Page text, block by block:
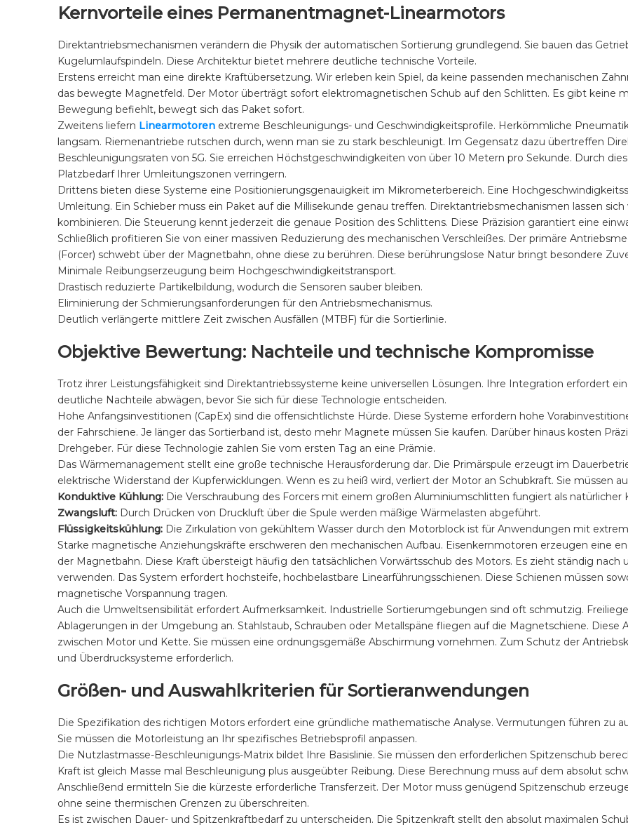
Kernvorteile eines Permanentmagnet-Linearmotors
Direktantriebsmechanismen verändern die Physik der automatischen Sortierung grundlegend. Sie bauen das
Kugelumlaufspindeln. Diese Architektur bietet mehrere deutliche technische Vorteile.
Erstens erreicht man eine direkte Kraftübersetzung. Wir erleben kein Spiel, da keine passenden mechanischen
das bewegte Magnetfeld. Der Motor überträgt sofort elektromagnetischen Schub auf den Schlitten. Es gibt keine
Bewegung befiehlt, bewegt sich das Paket sofort.
Zweitens liefern Linearmotoren extreme Beschleunigungs- und Geschwindigkeitsprofile. Herkömmliche
langsam. Riemenantriebe rutschen durch, wenn man sie zu stark beschleunigt. Im Gegensatz dazu übertreffen
Beschleunigungsraten von 5G. Sie erreichen Höchstgeschwindigkeiten von über 10 Metern pro Sekunde. Durch
Platzbedarf Ihrer Umleitungszonen verringern.
Drittens bieten diese Systeme eine Positionierungsgenauigkeit im Mikrometerbereich. Eine
Umleitung. Ein Schieber muss ein Paket auf die Millisekunde genau treffen. Direktantriebsmechanismen lassen
kombinieren. Die Steuerung kennt jederzeit die genaue Position des Schlittens. Diese Präzision garantiert eine
Schließlich profitieren Sie von einer massiven Reduzierung des mechanischen Verschleißes. Der primäre
(Forcer) schwebt über der Magnetbahn, ohne diese zu berühren. Diese berührungslose Natur bringt besondere
Minimale Reibungserzeugung beim Hochgeschwindigkeitstransport.
Drastisch reduzierte Partikelbildung, wodurch die Sensoren sauber bleiben.
Eliminierung der Schmierungsanforderungen für den Antriebsmechanismus.
Deutlich verlängerte mittlere Zeit zwischen Ausfällen (MTBF) für die Sortierlinie.
Objektive Bewertung: Nachteile und technische Kompromisse
Trotz ihrer Leistungsfähigkeit sind Direktantriebssysteme keine universellen Lösungen. Ihre Integration erfordert
deutliche Nachteile abwägen, bevor Sie sich für diese Technologie entscheiden.
Hohe Anfangsinvestitionen (CapEx) sind die offensichtlichste Hürde. Diese Systeme erfordern hohe
der Fahrschiene. Je länger das Sortierband ist, desto mehr Magnete müssen Sie kaufen. Darüber hinaus kosten
Drehgeber. Für diese Technologie zahlen Sie vom ersten Tag an eine Prämie.
Das Wärmemanagement stellt eine große technische Herausforderung dar. Die Primärspule erzeugt im
elektrische Widerstand der Kupferwicklungen. Wenn es zu heiß wird, verliert der Motor an Schubkraft. Sie müssen
Konduktive Kühlung: Die Verschraubung des Forcers mit einem großen Aluminiumschlitten fungiert als natürlicher
Zwangsluft: Durch Drücken von Druckluft über die Spule werden mäßige Wärmelasten abgeführt.
Flüssigkeitskühlung: Die Zirkulation von gekühltem Wasser durch den Motorblock ist für Anwendungen mit
Starke magnetische Anziehungskräfte erschweren den mechanischen Aufbau. Eisenkernmotoren erzeugen eine
der Magnetbahn. Diese Kraft übersteigt häufig den tatsächlichen Vorwärtsschub des Motors. Es zieht ständig
verwenden. Das System erfordert hochsteife, hochbelastbare Linearführungsschienen. Diese Schienen müssen
magnetische Vorspannung tragen.
Auch die Umweltsensibilität erfordert Aufmerksamkeit. Industrielle Sortierumgebungen sind oft schmutzig.
Ablagerungen in der Umgebung an. Stahlstaub, Schrauben oder Metallspäne fliegen auf die Magnetschiene.
zwischen Motor und Kette. Sie müssen eine ordnungsgemäße Abschirmung vornehmen. Zum Schutz der
und Überdrucksysteme erforderlich.
Größen- und Auswahlkriterien für Sortieranwendungen
Die Spezifikation des richtigen Motors erfordert eine gründliche mathematische Analyse. Vermutungen führen zu
Sie müssen die Motorleistung an Ihr spezifisches Betriebsprofil anpassen.
Die Nutzlastmasse-Beschleunigungs-Matrix bildet Ihre Basislinie. Sie müssen den erforderlichen Spitzenschub
Kraft ist gleich Masse mal Beschleunigung plus ausgeübter Reibung. Diese Berechnung muss auf dem absolut
Anschließend ermitteln Sie die kürzeste erforderliche Transferzeit. Der Motor muss genügend Spitzenschub
ohne seine thermischen Grenzen zu überschreiten.
Es ist zwischen Dauer- und Spitzenkraftbedarf zu unterscheiden. Die Spitzenkraft stellt den absolut maximalen